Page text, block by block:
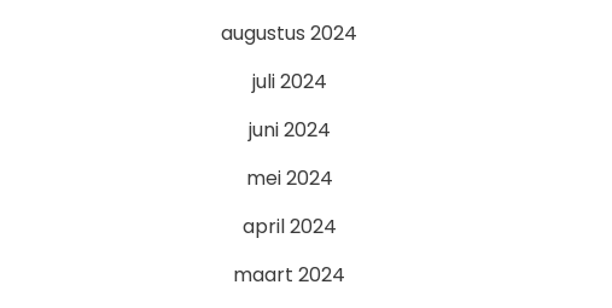
augustus 2024
juli 2024
juni 2024
mei 2024
april 2024
maart 2024